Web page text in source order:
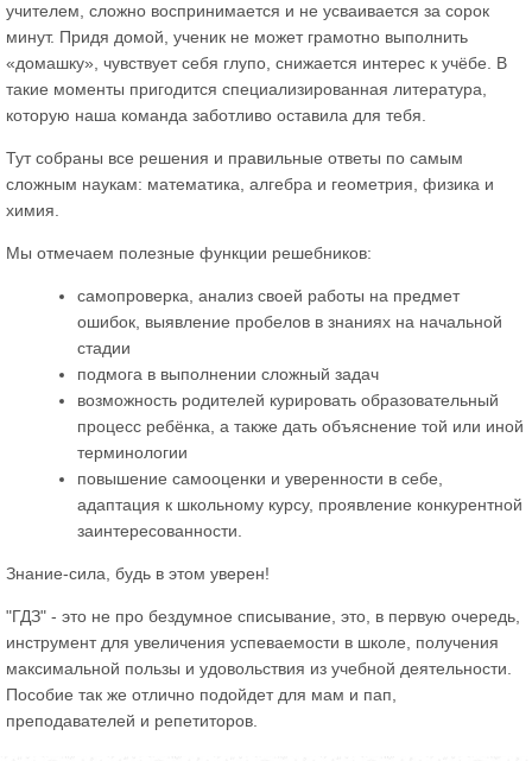
учителем, сложно воспринимается и не усваивается за сорок
минут. Придя домой, ученик не может грамотно выполнить
«домашку», чувствует себя глупо, снижается интерес к учёбе. В
такие моменты пригодится специализированная литература,
которую наша команда заботливо оставила для тебя.
Тут собраны все решения и правильные ответы по самым
сложным наукам: математика, алгебра и геометрия, физика и
химия.
Мы отмечаем полезные функции решебников:
самопроверка, анализ своей работы на предмет
ошибок, выявление пробелов в знаниях на начальной
стадии
подмога в выполнении сложный задач
возможность родителей курировать образовательный
процесс ребёнка, а также дать объяснение той или иной
терминологии
повышение самооценки и уверенности в себе,
адаптация к школьному курсу, проявление конкурентной
заинтересованности.
Знание-сила, будь в этом уверен!
"ГДЗ" - это не про бездумное списывание, это, в первую очередь,
инструмент для увеличения успеваемости в школе, получения
максимальной пользы и удовольствия из учебной деятельности.
Пособие так же отлично подойдет для мам и пап,
преподавателей и репетиторов.